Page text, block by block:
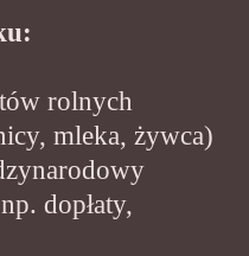
rolnych
mleka, żywca)
dopłaty,